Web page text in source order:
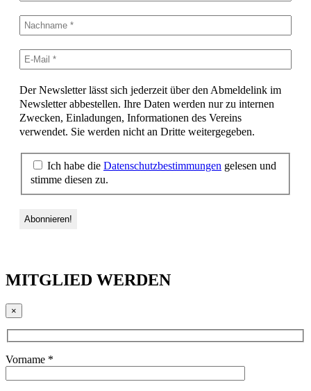
Der Newsletter lässt sich jederzeit über den Abmeldelink im
Newsletter abbestellen. Ihre Daten werden nur zu internen
Zwecken, Einladungen, Informationen des Vereins
verwendet. Sie werden nicht an Dritte weitergegeben.
Ich habe die Datenschutzbestimmungen gelesen und
stimme diesen zu.
MITGLIED WERDEN
×
Vorname *